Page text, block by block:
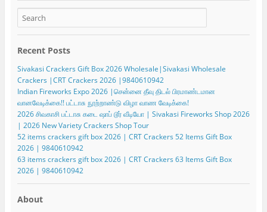
Recent Posts
Sivakasi Crackers Gift Box 2026 Wholesale|Sivakasi Wholesale
Crackers |CRT Crackers 2026 |9840610942
Indian Fireworks Expo 2026 |சென்னை தீவு திடல் பிரமாண்டமான
வானவேடிக்கை!! பட்டாசு நூற்றாண்டு விழா வாண வேடிக்கை!
2026 சிவகாசி பட்டாசு கடை ஷாப் டூர் வீடியோ | Sivakasi Fireworks Shop 2026
| 2026 New Variety Crackers Shop Tour
52 items crackers gift box 2026 | CRT Crackers 52 Items Gift Box
2026 | 9840610942
63 items crackers gift box 2026 | CRT Crackers 63 Items Gift Box
2026 | 9840610942
About